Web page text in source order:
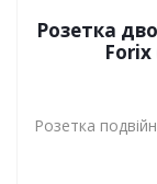
Розетка
Розетка